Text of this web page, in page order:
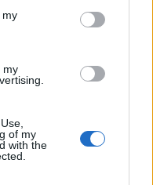
my
my
of my
with the